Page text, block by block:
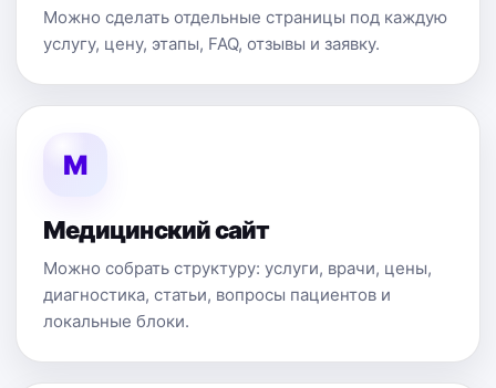
Можно сделать отдельные страницы под каждую
услугу, цену, этапы, FAQ, отзывы и заявку.
M
Медицинский сайт
Можно собрать структуру: услуги, врачи, цены,
диагностика, статьи, вопросы пациентов и
локальные блоки.